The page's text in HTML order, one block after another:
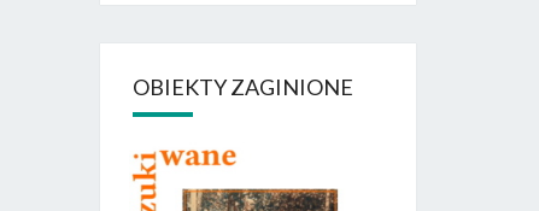
OBIEKTY ZAGINIONE